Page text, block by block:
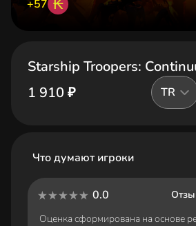
+57
Starship Troopers:
1 910 ₽
TR
Что думают игроки
0.0
Оценка сформирована на основе